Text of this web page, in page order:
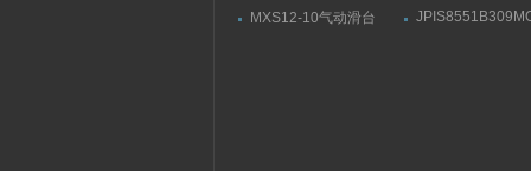
SICK线性测量传感器结
磁阀161362
MXS12-10气动滑台